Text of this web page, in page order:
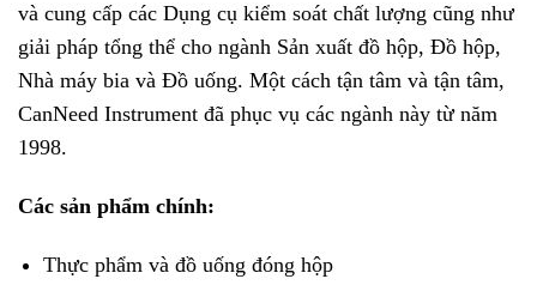
và cung cấp các Dụng cụ kiểm soát chất lượng cũng như
giải pháp tổng thể cho ngành Sản xuất đồ hộp, Đồ hộp,
Nhà máy bia và Đồ uống. Một cách tận tâm và tận tâm,
CanNeed Instrument đã phục vụ các ngành này từ năm
1998.
Các sản phẩm chính:
Thực phẩm và đồ uống đóng hộp